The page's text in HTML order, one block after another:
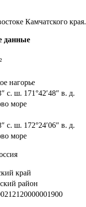
Камчатского края.
данные
нагорье
с. ш. 171°42′48″ в. д.
море
с. ш. 172°24′06″ в. д.
море
край
район